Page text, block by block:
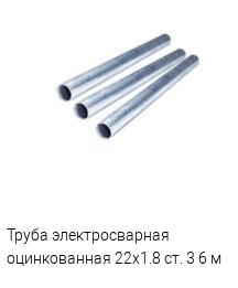
Купить в 1 клик
Сравнение
В избранное
Труба электросварная
оцинкованная 22х1.8 ст. 3 6 м